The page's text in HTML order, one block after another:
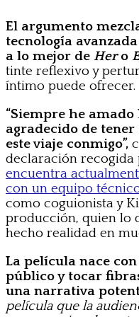
El argumento
tecnología
a lo mejor de Hero
tinte reflexivo y
íntimo puede ofrecer.
“Siempre he amado
agradecido de
este viaje conmigo”,
declaración recogida
encuentra
con un equipo
como coguionista y
producción, quien lo
hecho realidad en
La película nace
público y tocar
una narrativa
película que la